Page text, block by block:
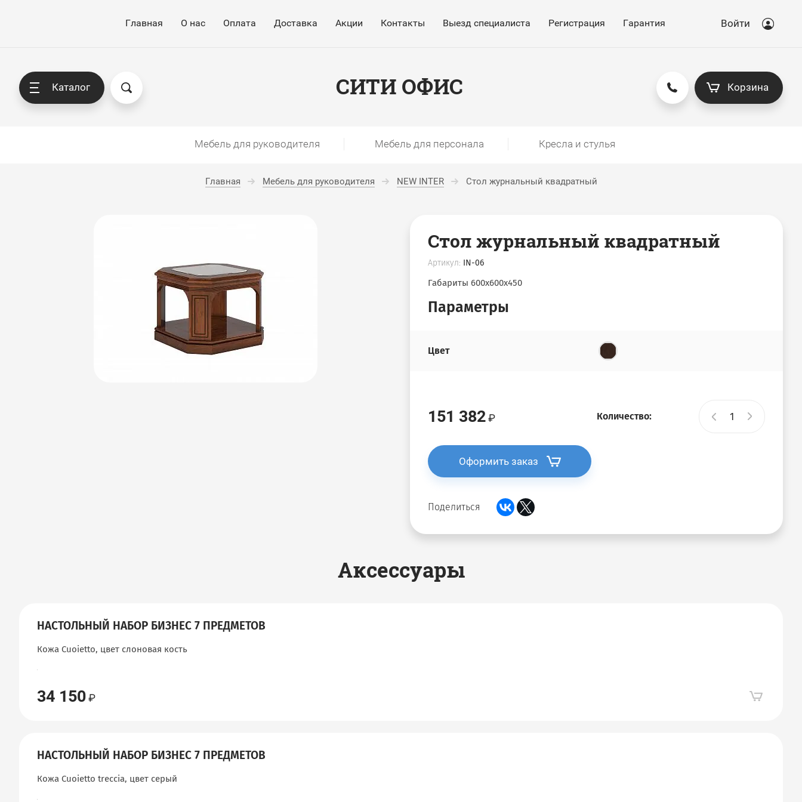
Главная О нас Оплата Доставка Акции Контакты Выезд специалиста Регистрация Гарантия Войти
Каталог СИТИ ОФИС Корзина
Мебель для руководителя Мебель для персонала Кресла и стулья
Главная Мебель для руководителя NEW INTER Стол журнальный квадратный
Стол журнальный квадратный
Артикул: IN-06
Габариты 600х600х450
Параметры
Цвет
151 382 Количество:
Оформить заказ
Поделиться
Аксессуары
НАСТОЛЬНЫЙ НАБОР БИЗНЕС 7 ПРЕДМЕТОВ
Кожа Cuoietto, цвет слоновая кость
34 150
НАСТОЛЬНЫЙ НАБОР БИЗНЕС 7 ПРЕДМЕТОВ
Кожа Cuoietto treccia, цвет серый